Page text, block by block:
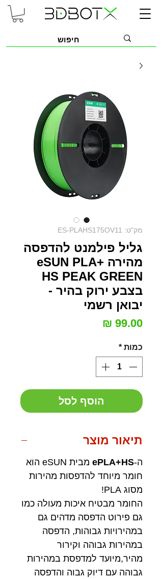
מק"ט: ES-PLAHS175OV11
גליל פילמנט להדפסה
מהירה eSUN PLA+
HS PEAK GREEN
בצבע ירוק בהיר -
יבואן רשמי
כמות *
הוסף לסל
תיאור מוצר
ה-ePLA+HS
מבית eSUN הוא
חומר מיוחד להדפסות מהירות
מסוג PLA!
החומר מבטיח איכות מעולה כמו
גם פירוט הדפסה מדהים גם
במהירויות גבוהות, הדפסה
במהירות גבוהה וקירור
מהיר,מיועד למדפסת במהירות
גבוהה עם דיוק גבוה והדפסה